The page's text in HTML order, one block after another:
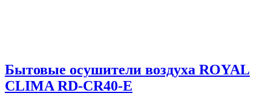
Бытовые осушители воздуха ROYAL
CLIMA RD-CR40-E